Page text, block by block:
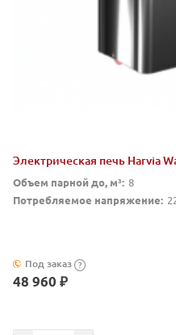
Электрическая печь Harvia
Объем парной до, м³: 8
Потребляемое напряжение:
Под заказ ?
48 960 ₽